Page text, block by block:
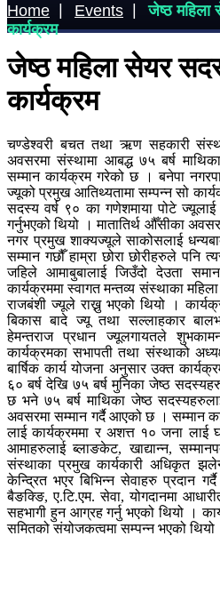
Home Events
जेष्ठ महिला
कार्यक्रम
जेष्ठ महिला सेयर
कार्यक्रम
चण्डेश्वरी बचत तथा ऋण सहकारी
अवसरमा संस्थामा आबद्ध ७५ बर्ष
सम्मान कार्यक्रम गरेको छ । बनेपा
ज्यूको प्रमुख आतिथ्यतामा सम्पन्न सो
सदस्य वर्ष ९० का गणेशमाया पोटे ज्यूलाई
गर्नुभएको थियो । मातातिर्थ औँसीका
नगर प्रमुख शाक्यज्यूले साकोसलाई
सम्मान गछौँ हाम्रा छोरा छोरीहरुले पनि
जहिले आमाबुबालाई जिउँदो देउता
कार्यक्रममा स्वागत मन्तव्य संस्थाका
राजबंशी ज्यूले राख्नु भएको थियो ।
बिकास बादे ज्यू तथा सल्लाहकार
हेमन्तराज प्रधान ज्यूलगायतले
कार्यक्रमका सभापती तथा संस्थाको
बार्षिक कार्य योजना अनुसार उक्त
६० बर्ष देखि ७५ बर्ष मुनिका जेष्ठ
छ भने ७५ बर्ष माथिका जेष्ठ
अवसरमा सम्मान गर्दै आएको छ । सम्मान
लाई कार्यक्रममा र अशत्त १० जना लाई
आमाहरुलाई ब्लाङकेट, खाद्यान्न,
संस्थाका प्रमुख कार्यकारी अधिकृत
केन्द्रित भएर बिभिन्न सेवाहरु प्रदान
बैङक्ङि, ए.टि.एम. सेवा, योगदानमा
सहभागी हुन आग्रह गर्नु भएको थियो ।
समितको संयोजकत्वमा सम्पन्न भएको थियो